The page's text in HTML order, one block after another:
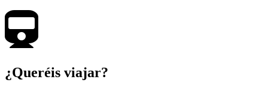
¿Queréis viajar?